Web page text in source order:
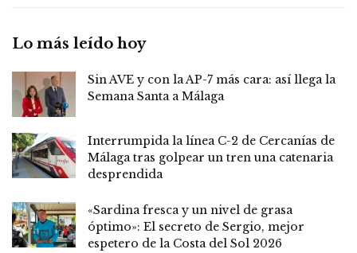
Lo más leído hoy
Sin AVE y con la AP-7 más cara: así llega la
Semana Santa a Málaga
Interrumpida la línea C-2 de Cercanías de
Málaga tras golpear un tren una catenaria
desprendida
«Sardina fresca y un nivel de grasa
óptimo»: El secreto de Sergio, mejor
espetero de la Costa del Sol 2026